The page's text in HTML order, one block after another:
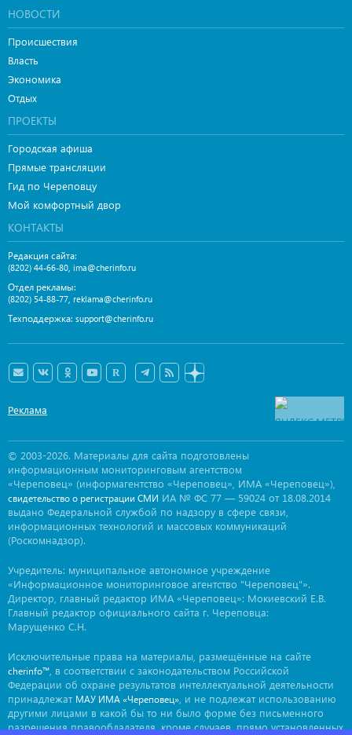
НОВОСТИ
Происшествия
Власть
Экономика
Отдых
ПРОЕКТЫ
Городская афиша
Прямые трансляции
Гид по Череповцу
Мой комфортный двор
КОНТАКТЫ
Редакция сайта:
(8202) 44-66-80, ima@cherinfo.ru
Отдел рекламы:
(8202) 54-88-77, reklama@cherinfo.ru
Техподдержка: support@cherinfo.ru
Реклама
© 2003-2026. Материалы для сайта подготовлены
информационным мониторинговым агентством
«Череповец» (информагентство «Череповец», ИМА «Череповец»),
свидетельство о регистрации СМИ ИА № ФС 77 — 59024 от 18.08.2014
выдано Федеральной службой по надзору в сфере связи,
информационных технологий и массовых коммуникаций
(Роскомнадзор).
Учредитель: муниципальное автономное учреждение
«Информационное мониторинговое агентство "Череповец"».
Директор, главный редактор ИМА «Череповец»: Мокиевский Е.В.
Главный редактор официального сайта г. Череповца:
Марущенко С.Н.
Исключительные права на материалы, размещённые на сайте
cherinfo™ , в соответствии с законодательством Российской
Федерации об охране результатов интеллектуальной деятельности
принадлежат МАУ ИМА «Череповец» , и не подлежат использованию
другими лицами в какой бы то ни было форме без письменного
разрешения правообладателя, кроме случаев, прямо установленных